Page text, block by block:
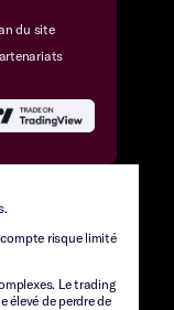
du site
risque limité
Le trading
élevé de perdre de